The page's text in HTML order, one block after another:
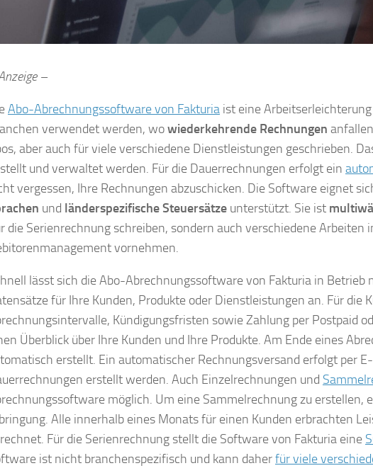
–
Abo-Abrechnungssoftware von Fakturia ist eine
verwendet werden, wowiederkehrende Rechnungen
aber auch für viele verschiedene Dienstleistungen geschrieben.
und verwaltet werden. Für die Dauerrechnungen erfolgt ein
vergessen, Ihre Rechnungen abzuschicken. Die Software eignet
und länderspezifische Steuersätze unterstützt. Sie ist
die Serienrechnung schreiben, sondern auch verschiedene Arbeiten
vornehmen.
lässt sich die Abo-Abrechnungssoftware von Fakturia in Betrieb
für Ihre Kunden, Produkte oder Dienstleistungen an. Für die
Kündigungsfristen sowie Zahlung per Postpaid
Überblick über Ihre Kunden und Ihre Produkte. Am Ende eines
erstellt. Ein automatischer Rechnungsversand erfolgt per
erstellt werden. Auch Einzelrechnungen und
möglich. Um eine Sammelrechnung zu erstellen,
Alle innerhalb eines Monats für einen Kunden erbrachten
Für die Serienrechnung stellt die Software von Fakturia eine
ist nicht branchenspezifisch und kann daherfür viele